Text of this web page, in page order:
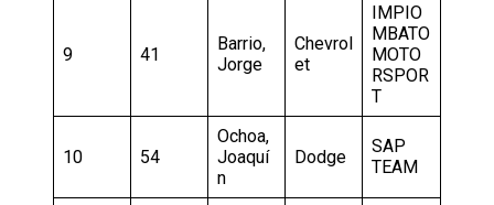
9 41
Barrio,
Jorge
Chevrol
et
IMPIO
MBATO
MOTO
RSPOR
T
10 54
Ochoa,
Joaquí
n
Dodge
SAP
TEAM